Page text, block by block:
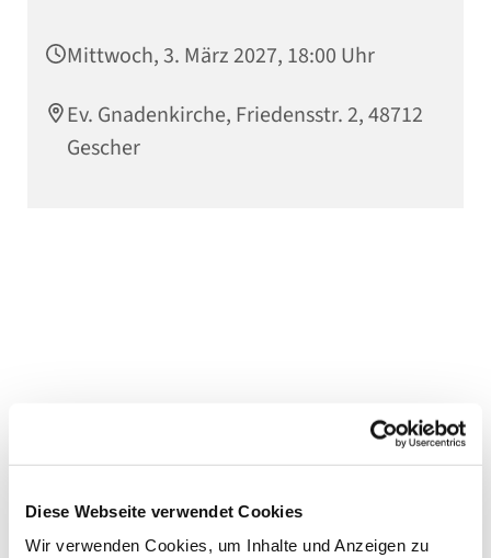
Diese Webseite verwendet Cookies
Wir verwenden Cookies, um Inhalte und Anzeigen zu
Mittwoch, 3. März 2027, 18:00 Uhr
Ev. Gnadenkirche, Friedensstr. 2, 48712
Gescher